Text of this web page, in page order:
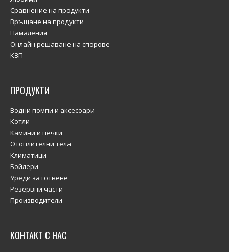
Сравнение на продукти
Връщане на продукти
Намаления
Онлайн решаване на спорове
КЗП
ПРОДУКТИ
Водни помпи и аксесоари
Котли
Камини и печки
Отоплителни тела
Климатици
Бойлери
Уреди за готвене
Резервни части
Производители
КОНТАКТ С НАС